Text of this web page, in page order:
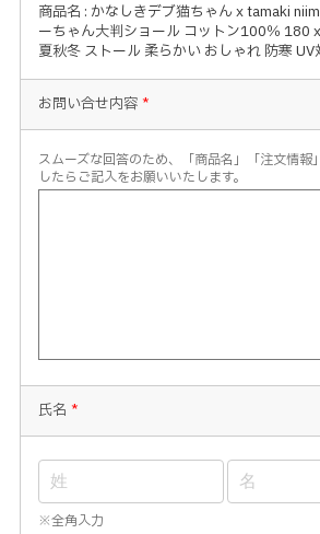
商品名 : かなしきデブ猫ちゃん x tamaki
ーちゃん大判ショール コットン100％ 180
夏秋冬 ストール 柔らかい おしゃれ 防寒
お問い合せ内容 *
スムーズな回答のため、「商品名」「注文情報
したらご記入をお願いいたします。
氏名 *
※全角入力